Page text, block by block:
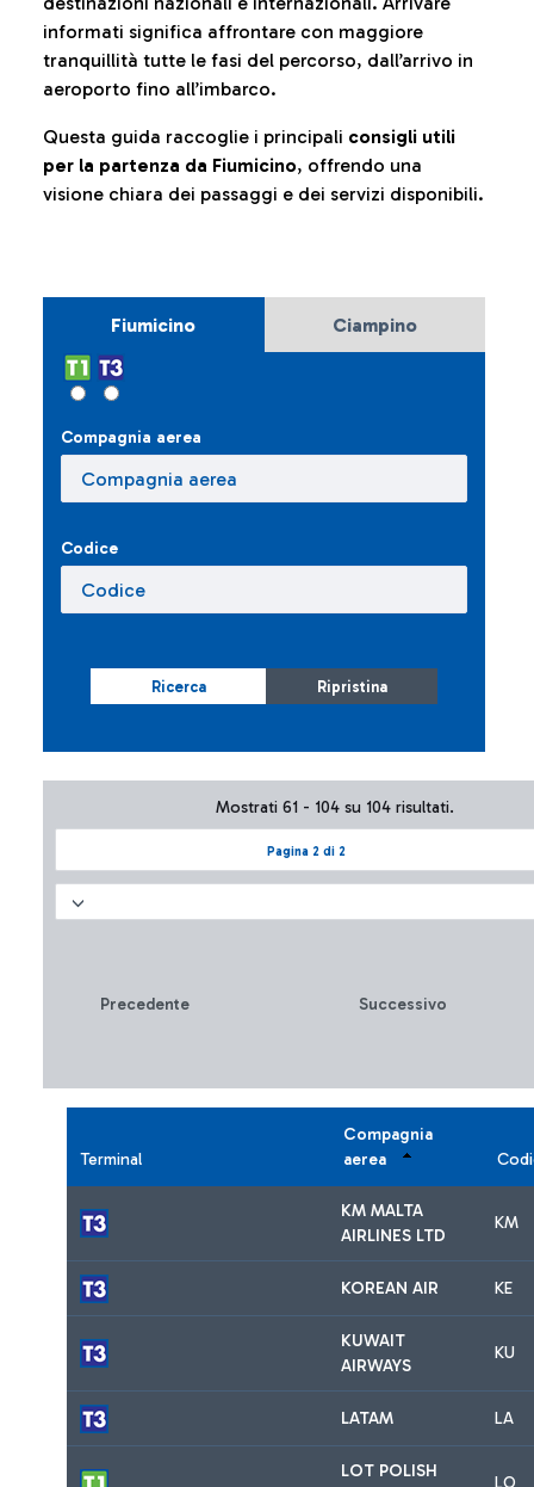
informati significa affrontare con maggiore
tranquillità tutte le fasi del percorso, dall’arrivo in
aeroporto fino all’imbarco.
Questa guida raccoglie i principali consigli utili
per la partenza da Fiumicino, offrendo una
visione chiara dei passaggi e dei servizi disponibili.
Fiumicino Ciampino
Compagnia aerea
Codice
Ricerca Ripristina
Pagina 2 di 2
Mostrati 61 - 104 su 104 risultati.
Precedente Successivo
Terminal
Compagnia
aerea
KM MALTA
AIRLINES LTD
KM
KOREAN AIR KE
KUWAIT
AIRWAYS
KU
LATAM LA
LOT POLISH
LO